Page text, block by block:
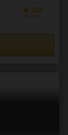
369
持ってる